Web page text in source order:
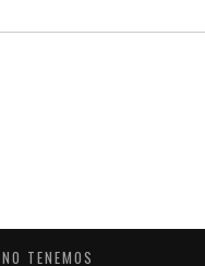
TENEMOS